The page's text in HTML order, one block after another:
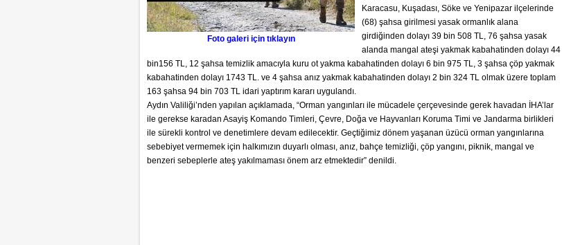
Foto galeri için tıklayın
Karacasu, Kuşadası, Söke ve Yenipazar ilçelerinde
(68) şahsa girilmesi yasak ormanlık alana
girdiğinden dolayı 39 bin 508 TL, 76 şahsa yasak
alanda mangal ateşi yakmak kabahatinden dolayı 44
bin156 TL, 12 şahsa temizlik amacıyla kuru ot yakma kabahatinden dolayı 6 bin 975 TL, 3 şahsa çöp yakmak
kabahatinden dolayı 1743 TL. ve 4 şahsa anız yakmak kabahatinden dolayı 2 bin 324 TL olmak üzere toplam
163 şahsa 94 bin 703 TL idari yaptırım kararı uygulandı.
Aydın Valiliği’nden yapılan açıklamada, “Orman yangınları ile mücadele çerçevesinde gerek havadan İHA’lar
ile gerekse karadan Asayiş Komando Timleri, Çevre, Doğa ve Hayvanları Koruma Timi ve Jandarma birlikleri
ile sürekli kontrol ve denetimlere devam edilecektir. Geçtiğimiz dönem yaşanan üzücü orman yangınlarına
sebebiyet vermemek için halkımızın duyarlı olması, anız, bahçe temizliği, çöp yangını, piknik, mangal ve
benzeri sebeplerle ateş yakılmaması önem arz etmektedir” denildi.